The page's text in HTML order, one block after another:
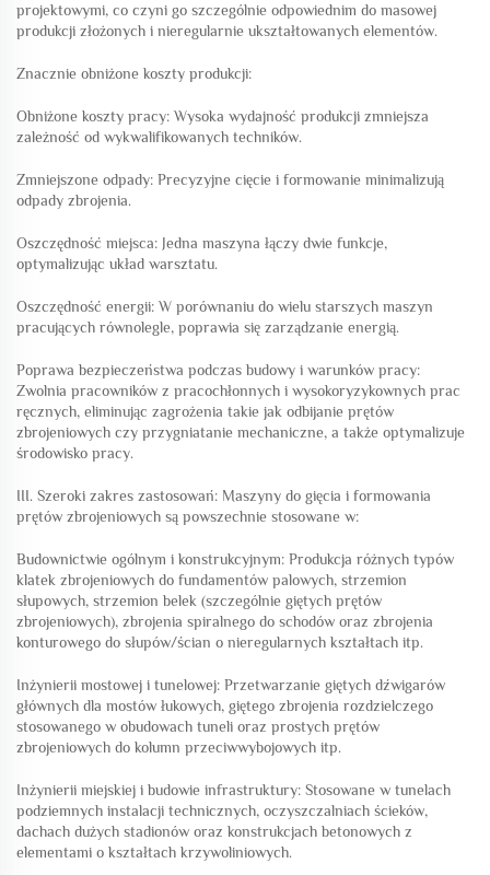
projektowymi, co czyni go szczególnie odpowiednim do masowej
produkcji złożonych i nieregularnie ukształtowanych elementów.
Znacznie obniżone koszty produkcji:
Obniżone koszty pracy: Wysoka wydajność produkcji zmniejsza
zależność od wykwalifikowanych techników.
Zmniejszone odpady: Precyzyjne cięcie i formowanie minimalizują
odpady zbrojenia.
Oszczędność miejsca: Jedna maszyna łączy dwie funkcje,
optymalizując układ warsztatu.
Oszczędność energii: W porównaniu do wielu starszych maszyn
pracujących równolegle, poprawia się zarządzanie energią.
Poprawa bezpieczeństwa podczas budowy i warunków pracy:
Zwolnia pracowników z pracochłonnych i wysokoryzykownych prac
ręcznych, eliminując zagrożenia takie jak odbijanie prętów
zbrojeniowych czy przygniatanie mechaniczne, a także optymalizuje
środowisko pracy.
III. Szeroki zakres zastosowań: Maszyny do gięcia i formowania
prętów zbrojeniowych są powszechnie stosowane w:
Budownictwie ogólnym i konstrukcyjnym: Produkcja różnych typów
klatek zbrojeniowych do fundamentów palowych, strzemion
słupowych, strzemion belek (szczególnie giętych prętów
zbrojeniowych), zbrojenia spiralnego do schodów oraz zbrojenia
konturowego do słupów/ścian o nieregularnych kształtach itp.
Inżynierii mostowej i tunelowej: Przetwarzanie giętych dźwigarów
głównych dla mostów łukowych, giętego zbrojenia rozdzielczego
stosowanego w obudowach tuneli oraz prostych prętów
zbrojeniowych do kolumn przeciwwybojowych itp.
Inżynierii miejskiej i budowie infrastruktury: Stosowane w tunelach
podziemnych instalacji technicznych, oczyszczalniach ścieków,
dachach dużych stadionów oraz konstrukcjach betonowych z
elementami o kształtach krzywoliniowych.